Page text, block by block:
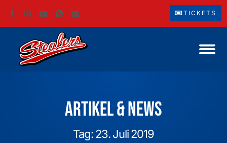
TICKETS
Artikel & News
Tag: 23. Juli 2019